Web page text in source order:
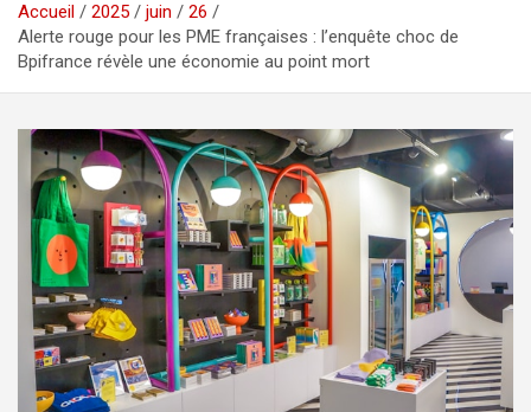
Accueil 2025 juin
26
Alerte rouge pour les PME françaises : l’enquête choc de
Bpifrance révèle une économie au point mort